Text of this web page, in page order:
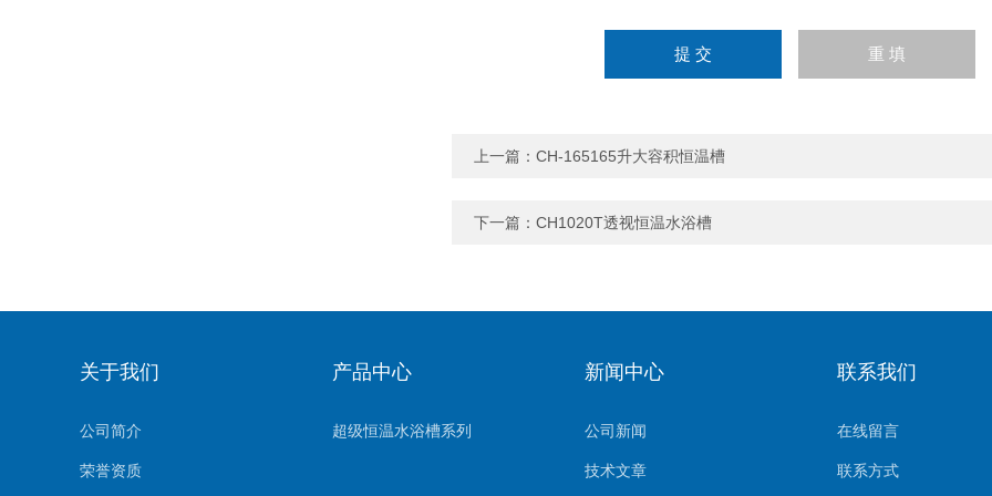
上一篇： CH-165165升大容积恒温槽
下一篇： CH1020T透视恒温水浴槽
关于我们
公司简介
荣誉资质
产品中心
超级恒温水浴槽系列
新闻中心
公司新闻
技术文章
联系我们
在线留言
联系方式